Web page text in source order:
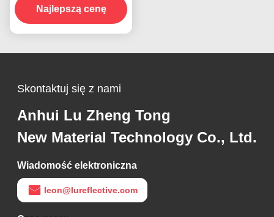
przyczep
Najlepszą cenę
Skontaktuj się z nami
Anhui Lu Zheng Tong
New Material Technology Co., Ltd.
Wiadomość elektroniczna
leon@lureflective.com